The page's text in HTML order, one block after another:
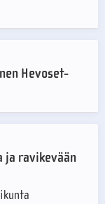
Hevoset-
ja ravikevään